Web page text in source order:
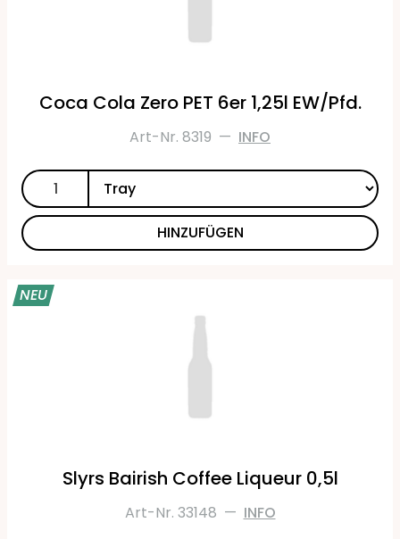
Coca Cola Zero PET 6er 1,25l EW/Pfd.
Art-Nr. 8319 — INFO
HINZUFÜGEN
NEU
Slyrs Bairish Coffee Liqueur 0,5l
Art-Nr. 33148 — INFO